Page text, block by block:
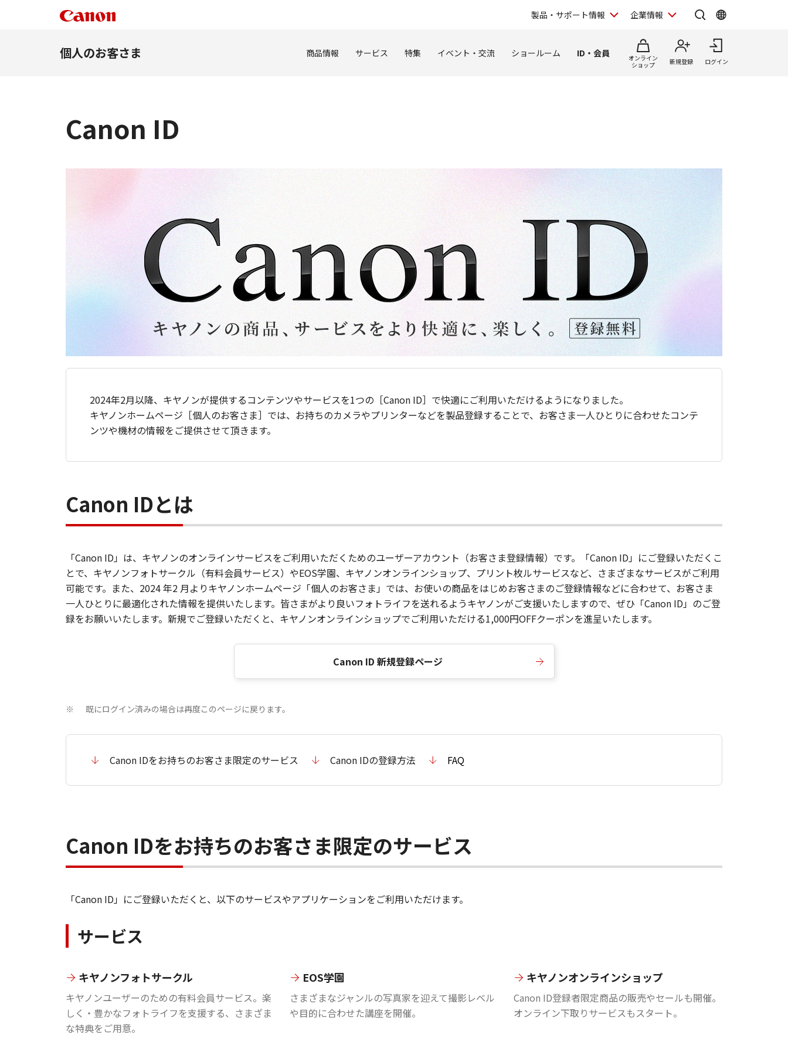
製品・サポート情報 企業情報
個人のお客さま 商品情報 サービス 特集 イベント・交流 ショールーム ID・会員
オンライン
ショップ
新規登録 ログイン
Canon ID
2024年2月以降、キヤノンが提供するコンテンツやサービスを1つの［Canon ID］で快適にご利用いただけるようになりました。
キヤノンホームページ［個人のお客さま］では、お持ちのカメラやプリンターなどを製品登録することで、お客さま一人ひとりに合わせたコンテ
ンツや機材の情報をご提供させて頂きます。
Canon IDとは
「Canon ID」は、キヤノンのオンラインサービスをご利用いただくためのユーザーアカウント（お客さま登録情報）です。「Canon ID」にご登録いただくこ
とで、キヤノンフォトサークル（有料会員サービス）やEOS学園、キヤノンオンラインショップ、プリント枚ルサービスなど、さまざまなサービスがご利用
可能です。また、2024 年2 月よりキヤノンホームページ「個人のお客さま」では、お使いの商品をはじめお客さまのご登録情報などに合わせて、お客さま
一人ひとりに最適化された情報を提供いたします。皆さまがより良いフォトライフを送れるようキヤノンがご支援いたしますので、ぜひ「Canon ID」のご登
録をお願いいたします。新規でご登録いただくと、キヤノンオンラインショップでご利用いただける1,000円OFFクーポンを進呈いたします。
Canon ID 新規登録ページ
※ 既にログイン済みの場合は再度このページに戻ります。
Canon IDをお持ちのお客さま限定のサービス Canon IDの登録方法 FAQ
Canon IDをお持ちのお客さま限定のサービス
「Canon ID」にご登録いただくと、以下のサービスやアプリケーションをご利用いただけます。
サービス
キヤノンフォトサークル
キヤノンユーザーのための有料会員サービス。楽
しく・豊かなフォトライフを支援する、さまざま
な特典をご用意。
EOS学園
さまざまなジャンルの写真家を迎えて撮影レベル
や目的に合わせた講座を開催。
キヤノンオンラインショップ
Canon ID登録者限定商品の販売やセールも開催。
オンライン下取りサービスもスタート。